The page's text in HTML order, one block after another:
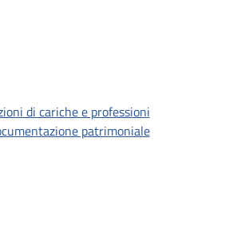
di cariche e professioni
patrimoniale